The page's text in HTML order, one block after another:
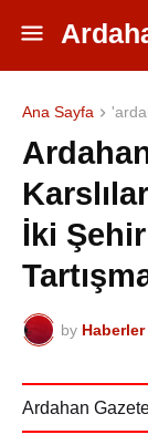
Ana Sayfa
İki
by
Ardahan